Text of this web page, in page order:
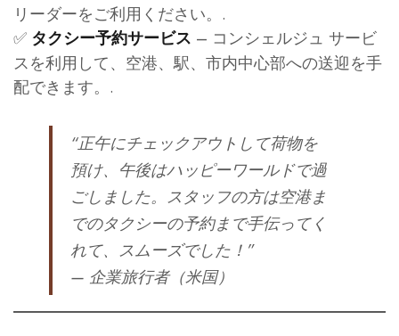
リーダーをご利用ください。.
✅ タクシー予約サービス – コンシェルジュ サービ
スを利用して、空港、駅、市内中心部への送迎を手
配できます。.
“正午にチェックアウトして荷物を
預け、午後はハッピーワールドで過
ごしました。スタッフの方は空港ま
でのタクシーの予約まで手伝ってく
れて、スムーズでした！”
— 企業旅行者（米国）